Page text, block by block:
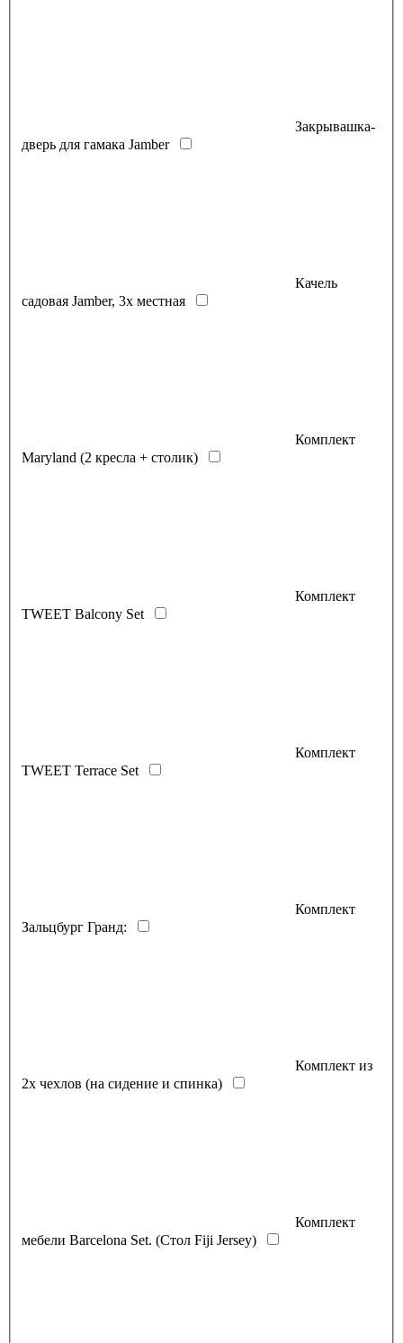
Закрывашка-
дверь для гамака Jamber
Качель
садовая Jamber, 3х местная
Комплект
Maryland (2 кресла + столик)
Комплект
TWEET Balcony Set
Комплект
TWEET Terrace Set
Комплект
Зальцбург Гранд:
Комплект из
2х чехлов (на сидение и спинка)
Комплект
мебели Barсelona Set. (Стол Fiji Jersey)